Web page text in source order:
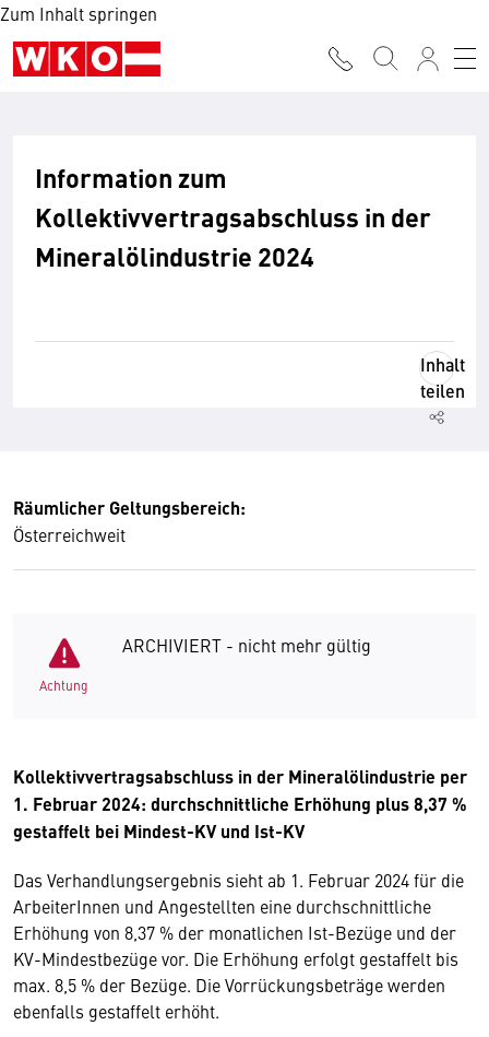
Zum Inhalt springen
Information zum
Kollektivvertragsabschluss in der
Mineralölindustrie 2024
Inhalt
teilen
Räumlicher Geltungsbereich:
Österreichweit
Achtung
ARCHIVIERT - nicht mehr gültig
Kollektivvertragsabschluss in der Mineralölindustrie per
1. Februar 2024: durchschnittliche Erhöhung plus 8,37 %
gestaffelt bei Mindest-KV und Ist-KV
Das Verhandlungsergebnis sieht ab 1. Februar 2024 für die
ArbeiterInnen und Angestellten eine durchschnittliche
Erhöhung von 8,37 % der monatlichen Ist-Bezüge und der
KV-Mindestbezüge vor. Die Erhöhung erfolgt gestaffelt bis
max. 8,5 % der Bezüge. Die Vorrückungsbeträge werden
ebenfalls gestaffelt erhöht.